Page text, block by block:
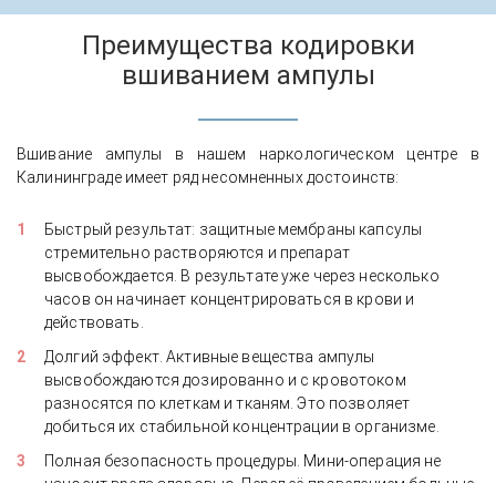
Преимущества кодировки
вшиванием ампулы
Вшивание ампулы в нашем наркологическом центре в
Калининграде имеет ряд несомненных достоинств:
Быстрый результат: защитные мембраны капсулы
стремительно растворяются и препарат
высвобождается. В результате уже через несколько
часов он начинает концентрироваться в крови и
действовать.
Долгий эффект. Активные вещества ампулы
высвобождаются дозированно и с кровотоком
разносятся по клеткам и тканям. Это позволяет
добиться их стабильной концентрации в организме.
Полная безопасность процедуры. Мини-операция не